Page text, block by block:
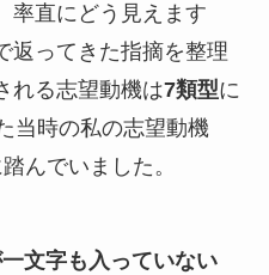
率直にどう見えます
返ってきた指摘を整理
れる志望動機は7類型に
当時の私の志望動機
んでいました。
文字も入っていない